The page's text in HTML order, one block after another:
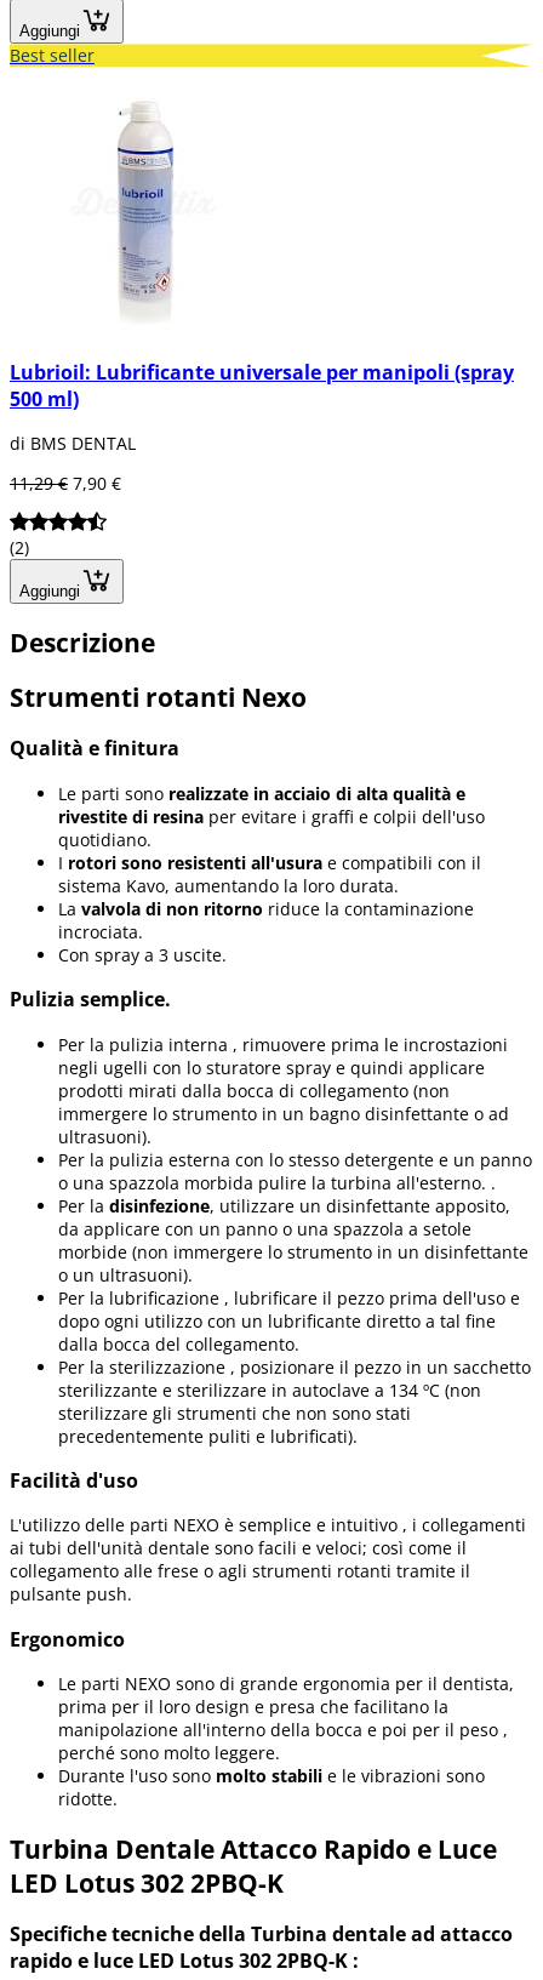
Aggiungi
Best seller
Lubrioil: Lubrificante universale per manipoli (spray
500 ml)
di BMS DENTAL
11,29 € 7,90 €
(2)
Aggiungi
Descrizione
Strumenti rotanti Nexo
Qualità e finitura
Le parti sono realizzate in acciaio di alta qualità e
rivestite di resina per evitare i graffi e colpii dell'uso
quotidiano.
I rotori sono resistenti all'usura e compatibili con il
sistema Kavo, aumentando la loro durata.
La valvola di non ritorno riduce la contaminazione
incrociata.
Con spray a 3 uscite.
Pulizia semplice.
Per la pulizia interna , rimuovere prima le incrostazioni
negli ugelli con lo sturatore spray e quindi applicare
prodotti mirati dalla bocca di collegamento (non
immergere lo strumento in un bagno disinfettante o ad
ultrasuoni).
Per la pulizia esterna con lo stesso detergente e un panno
o una spazzola morbida pulire la turbina all'esterno. .
Per la disinfezione, utilizzare un disinfettante apposito,
da applicare con un panno o una spazzola a setole
morbide (non immergere lo strumento in un disinfettante
o un ultrasuoni).
Per la lubrificazione , lubrificare il pezzo prima dell'uso e
dopo ogni utilizzo con un lubrificante diretto a tal fine
dalla bocca del collegamento.
Per la sterilizzazione , posizionare il pezzo in un sacchetto
sterilizzante e sterilizzare in autoclave a 134 ºC (non
sterilizzare gli strumenti che non sono stati
precedentemente puliti e lubrificati).
Facilità d'uso
L'utilizzo delle parti NEXO è semplice e intuitivo , i collegamenti
ai tubi dell'unità dentale sono facili e veloci; così come il
collegamento alle frese o agli strumenti rotanti tramite il
pulsante push.
Ergonomico
Le parti NEXO sono di grande ergonomia per il dentista,
prima per il loro design e presa che facilitano la
manipolazione all'interno della bocca e poi per il peso ,
perché sono molto leggere.
Durante l'uso sono molto stabili e le vibrazioni sono
ridotte.
Turbina Dentale Attacco Rapido e Luce
LED Lotus 302 2PBQ-K
Specifiche tecniche della Turbina dentale ad attacco
rapido e luce LED Lotus 302 2PBQ-K :